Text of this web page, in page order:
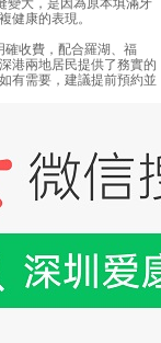
大，是因為原本填滿牙
健康的表現。
收費，配合羅湖、福
港兩地居民提供了務實的
有需要，建議提前預約並